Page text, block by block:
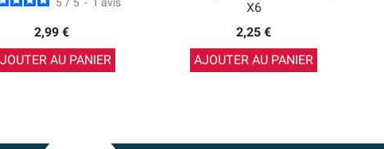
2,99 €
AU PANIER
X6
2,25 €
AJOUTER AU PANIER